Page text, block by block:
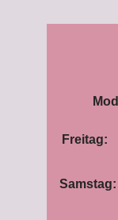
Freitag:
Samstag: